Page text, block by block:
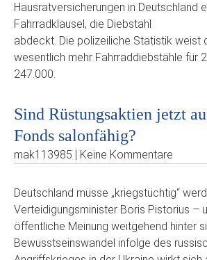
Hausratversicherungen in Deutschland
Fahrradklausel, die Diebstahl
abdeckt. Die polizeiliche Statistik weist
wesentlich mehr Fahrraddiebstähle für
247.000.
Sind Rüstungsaktien jetzt
Fonds salonfähig?
mak113985 | Keine Kommentare
Deutschland müsse „kriegstüchtig“
Verteidigungsminister Boris Pistorius –
öffentliche Meinung weitgehend hinter
Bewusstseinswandel infolge des